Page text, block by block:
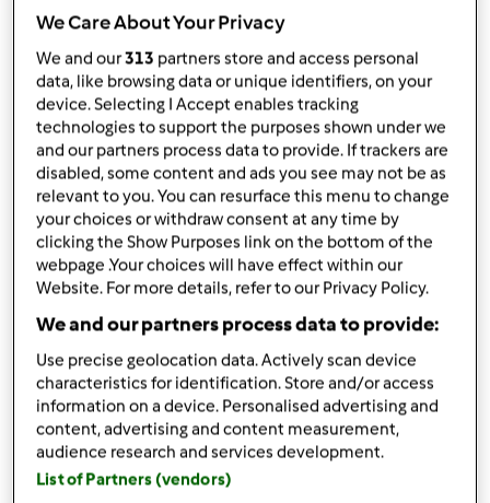
por Gast
published: 29.11.2016
alterado: 29.11.2016
Adicionar às minhas coleções
Partilhar receita
Criar uma variante
Ingredientes
Sumo de Maracujá, Melancia e Laranja
500g melancia,cortada em pedaços
2laranjas,descascadas s/ parte branca
200gpolpa de maracujá,
We Care About Your Privacy
We and our313 partners store and access personal
data, like browsing data or unique identifiers, on your
device. Selecting I Accept enables tracking
technologies to support the purposes shown under we
and our partners process data to provide. If trackers are
disabled, some content and ads you see may not be as
relevant to you. You can resurface this menu to change
your choices or withdraw consent at any time by
clicking the Show Purposes link on the bottom of the
webpage .Your choices will have effect within our
Website. For more details, refer to our Privacy Policy.
We and our partners process data to provide:
Use precise geolocation data. Actively scan device
characteristics for identification. Store and/or access
information on a device. Personalised advertising and
content, advertising and content measurement,
audience research and services development.
List of Partners (vendors)